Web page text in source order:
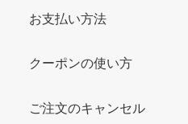
お支払い方法
クーポンの使い方
ご注文のキャンセル